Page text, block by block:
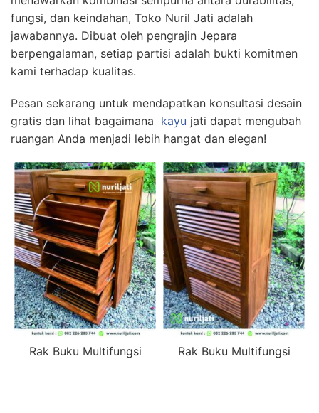
fungsi, dan keindahan, Toko Nuril Jati adalah
jawabannya. Dibuat oleh pengrajin Jepara
berpengalaman, setiap partisi adalah bukti komitmen
kami terhadap kualitas.
Pesan sekarang untuk mendapatkan konsultasi desain
gratis dan lihat bagaimana kayu jati dapat mengubah
ruangan Anda menjadi lebih hangat dan elegan!
Rak Buku Multifungsi Rak Buku Multifungsi